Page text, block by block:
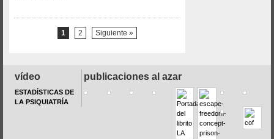
1 2 Siguiente »
publicaciones al azar
vídeo
ESTADÍSTICAS DE
LA PSIQUIATRÍA